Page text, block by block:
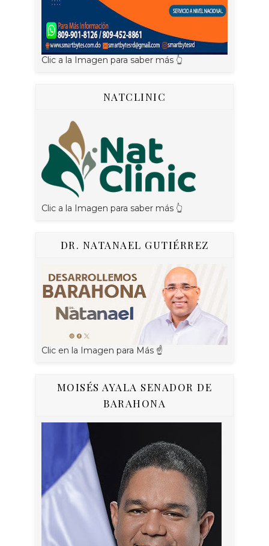
Clic a la Imagen para saber más 👆
NATCLINIC
Clic a la Imagen para saber más 👆
DR. NATANAEL GUTIÉRREZ
Clic en la Imagen para Más ☝
MOISÉS AYALA SENADOR DE
BARAHONA